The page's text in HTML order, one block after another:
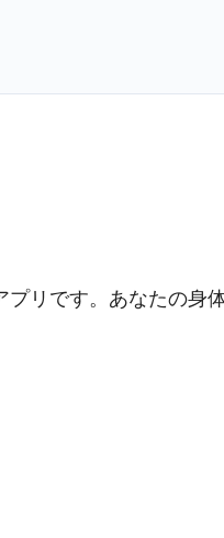
リです。あなたの身